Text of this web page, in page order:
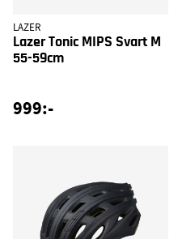
LAZER
Lazer Tonic MIPS Svart M
55-59cm
999:-